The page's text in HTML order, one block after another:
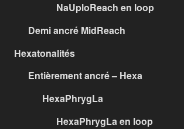
NaUploReach en loop
Demi ancré MidReach
Hexatonalités
Entièrement ancré – Hexa
HexaPhrygLa
HexaPhrygLa en loop